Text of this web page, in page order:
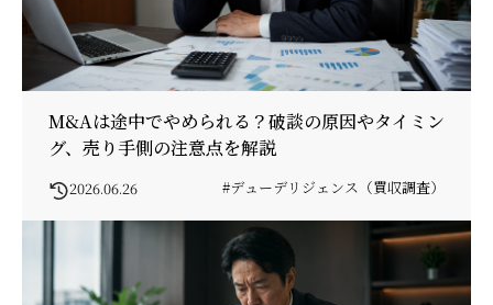
M&Aは途中でやめられる？破談の原因やタイミン
グ、売り手側の注意点を解説
2026.06.26 #デューデリジェンス（買収調査）